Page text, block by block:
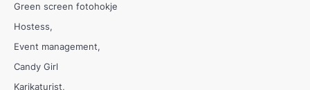
Green screen fotohokje
Hostess
Event management
Candy Girl
Karikaturist